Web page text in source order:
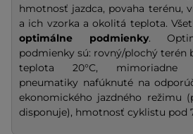
hmotnosť jazdca, povaha terénu,
a ich vzorka a okolitá teplota.
optimálne podmienky.
podmienky sú: rovný/plochý terén
teplota 20°C, mimoriadne
pneumatiky nafúknuté na
ekonomického jazdného režimu
disponuje), hmotnosť cyklistu pod